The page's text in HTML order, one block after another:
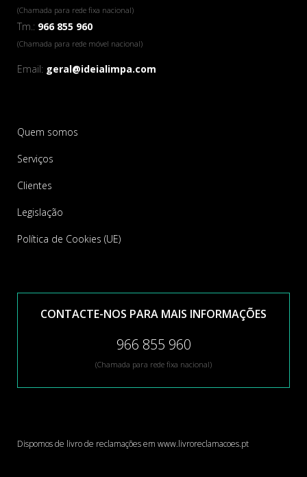
(Chamada para rede fixa nacional)
Tm.: 966 855 960
(Chamada para rede móvel nacional)
Email: geral@ideialimpa.com
Quem somos
Serviços
Clientes
Legislação
Política de Cookies (UE)
CONTACTE-NOS PARA MAIS INFORMAÇÕES
966 855 960
(Chamada para rede fixa nacional)
Dispomos de livro de reclamações em www.livroreclamacoes.pt